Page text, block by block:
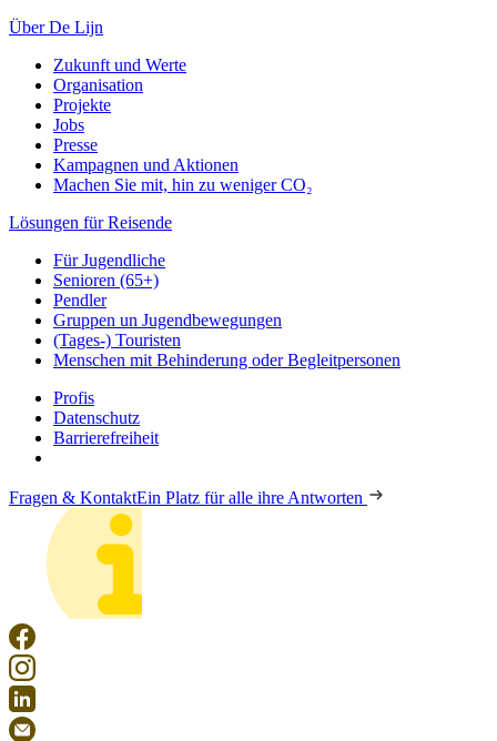
Über De Lijn
Zukunft und Werte
Organisation
Projekte
Jobs
Presse
Kampagnen und Aktionen
Machen Sie mit, hin zu weniger CO₂
Lösungen für Reisende
Für Jugendliche
Senioren (65+)
Pendler
Gruppen un Jugendbewegungen
(Tages-) Touristen
Menschen mit Behinderung oder Begleitpersonen
Profis
Datenschutz
Barrierefreiheit
Fragen & KontaktEin Platz für alle ihre Antworten